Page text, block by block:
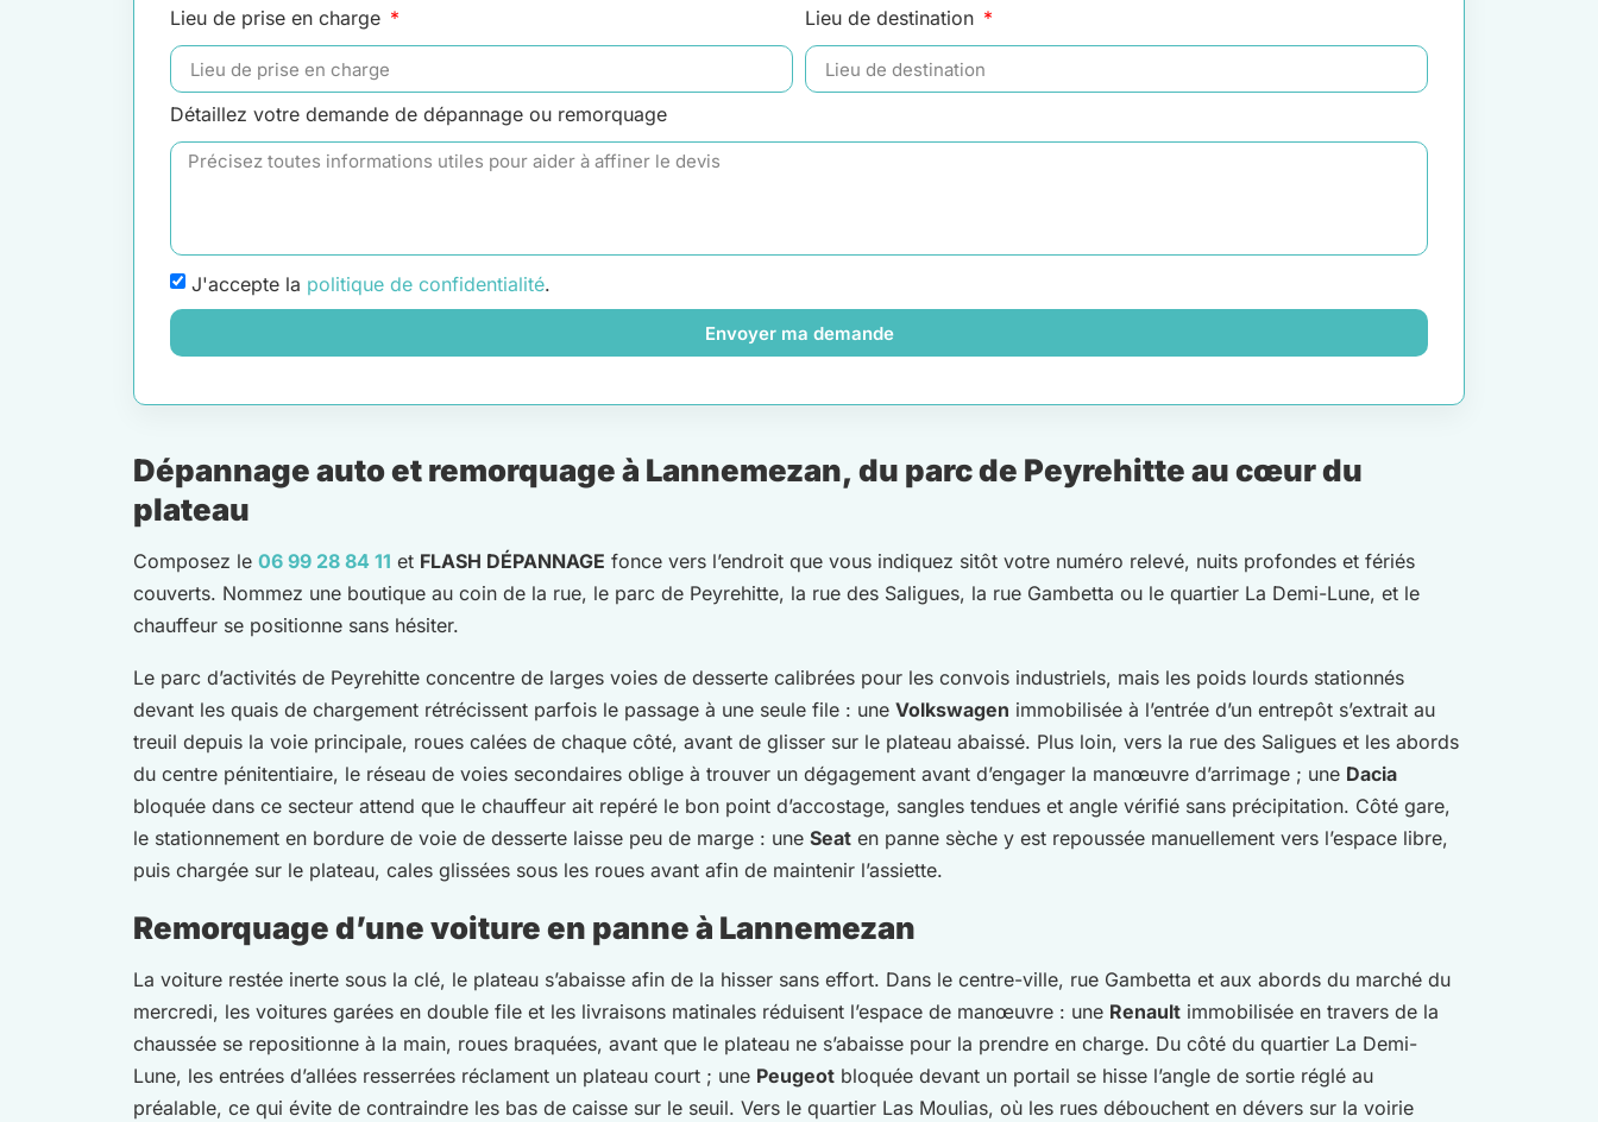
Lieu de prise en charge Lieu de destination
Détaillez votre demande de dépannage ou remorquage
J'accepte la politique de confidentialité.
Envoyer ma demande
Dépannage auto et remorquage à Lannemezan, du parc de Peyrehitte au cœur du
plateau
Composez le 06 99 28 84 11 et FLASH DÉPANNAGE fonce vers l’endroit que vous indiquez sitôt votre numéro relevé, nuits profondes et fériés
couverts. Nommez une boutique au coin de la rue, le parc de Peyrehitte, la rue des Saligues, la rue Gambetta ou le quartier La Demi-Lune, et le
chauffeur se positionne sans hésiter.
Le parc d’activités de Peyrehitte concentre de larges voies de desserte calibrées pour les convois industriels, mais les poids lourds stationnés
devant les quais de chargement rétrécissent parfois le passage à une seule file : une Volkswagen immobilisée à l’entrée d’un entrepôt s’extrait au
treuil depuis la voie principale, roues calées de chaque côté, avant de glisser sur le plateau abaissé. Plus loin, vers la rue des Saligues et les abords
du centre pénitentiaire, le réseau de voies secondaires oblige à trouver un dégagement avant d’engager la manœuvre d’arrimage ; une Dacia
bloquée dans ce secteur attend que le chauffeur ait repéré le bon point d’accostage, sangles tendues et angle vérifié sans précipitation. Côté gare,
le stationnement en bordure de voie de desserte laisse peu de marge : une Seat en panne sèche y est repoussée manuellement vers l’espace libre,
puis chargée sur le plateau, cales glissées sous les roues avant afin de maintenir l’assiette.
Remorquage d’une voiture en panne à Lannemezan
La voiture restée inerte sous la clé, le plateau s’abaisse afin de la hisser sans effort. Dans le centre-ville, rue Gambetta et aux abords du marché du
mercredi, les voitures garées en double file et les livraisons matinales réduisent l’espace de manœuvre : une Renault immobilisée en travers de la
chaussée se repositionne à la main, roues braquées, avant que le plateau ne s’abaisse pour la prendre en charge. Du côté du quartier La Demi-
Lune, les entrées d’allées resserrées réclament un plateau court ; une Peugeot bloquée devant un portail se hisse l’angle de sortie réglé au
préalable, ce qui évite de contraindre les bas de caisse sur le seuil. Vers le quartier Las Moulias, où les rues débouchent en dévers sur la voirie